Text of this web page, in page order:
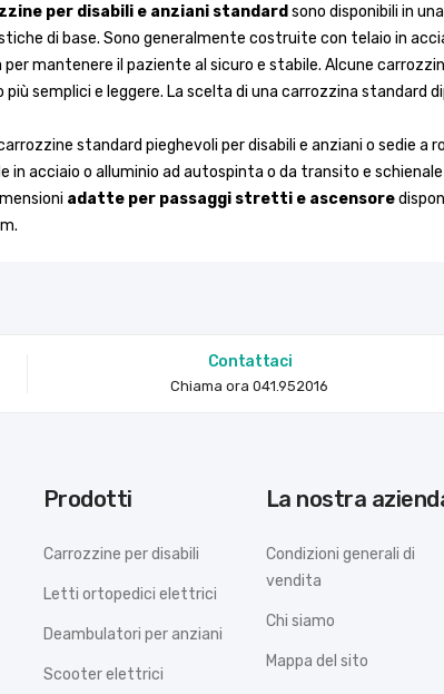
per disabili e anziani standard sono disponibili in
di base. Sono generalmente costruite con telaio in
per mantenere il paziente al sicuro e stabile. Alcune
più semplici e leggere. La scelta di una carrozzina standard
standard pieghevoli per disabili e anziani o sedie
in acciaio o alluminio ad autospinta o da transito e schienale
adatte per passaggi stretti e ascensore
Contattaci
Chiama ora 041.952016
Prodotti
Carrozzine per disabili
Letti ortopedici elettrici
Deambulatori per anziani
Scooter elettrici
La nostra
Condizioni generali di
vendita
Chi siamo
Mappa del sito